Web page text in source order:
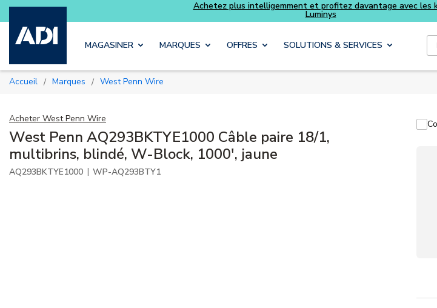
Skip to main content
Achetez plus intelligemment et
MAGASINER MARQUES OFFRES SOLUTIONS & SERVICES
Accueil / Marques / West Penn Wire
Acheter West Penn Wire
West Penn AQ293BKTYE1000 Câble paire 18/1,
multibrins, blindé, W-Block, 1000', jaune
AQ293BKTYE1000 | WP-AQ293BTY1